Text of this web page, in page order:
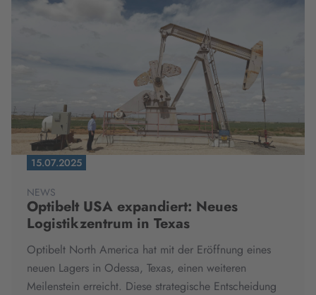
15.07.2025
NEWS
Optibelt USA expandiert: Neues
Logistikzentrum in Texas
Optibelt North America hat mit der Eröffnung eines
neuen Lagers in Odessa, Texas, einen weiteren
Meilenstein erreicht. Diese strategische Entscheidung